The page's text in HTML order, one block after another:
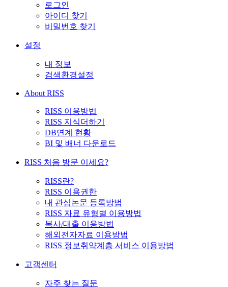
로그인
아이디 찾기
비밀번호 찾기
설정
내 정보
검색환경설정
About RISS
RISS 이용방법
RISS 지식더하기
DB연계 현황
BI 및 배너 다운로드
RISS 처음 방문 이세요?
RISS란?
RISS 이용권한
내 관심논문 등록방법
RISS 자료 유형별 이용방법
복사/대출 이용방법
해외전자자료 이용방법
RISS 정보취약계층 서비스 이용방법
고객센터
자주 찾는 질문